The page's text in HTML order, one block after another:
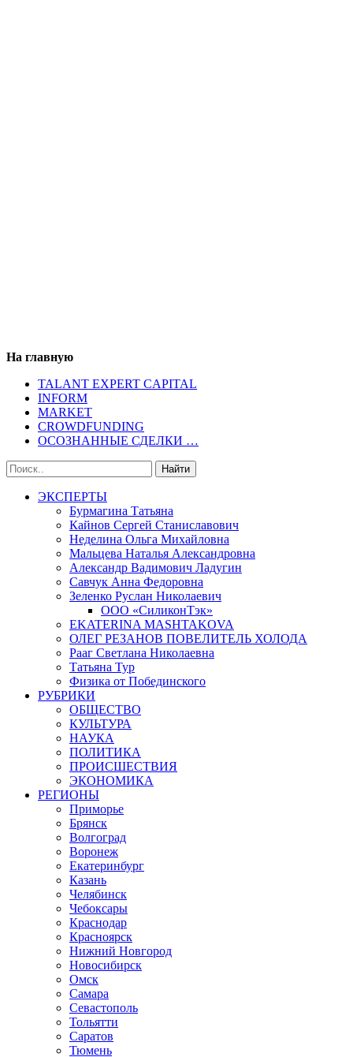
На главную
TALANT EXPERT CAPITAL
INFORM
MARKET
CROWDFUNDING
ОСОЗНАННЫЕ СДЕЛКИ …
ЭКСПЕРТЫ
Бурмагина Татьяна
Кайнов Сергей Станиславович
Неделина Ольга Михайловна
Мальцева Наталья Александровна
Александр Вадимович Ладугин
Савчук Анна Федоровна
Зеленко Руслан Николаевич
ООО «СиликонТэк»
EKATERINA MASHTAKOVA
ОЛЕГ РЕЗАНОВ ПОВЕЛИТЕЛЬ ХОЛОДА
Рааг Светлана Николаевна
Татьяна Тур
Физика от Побединского
РУБРИКИ
ОБЩЕСТВО
КУЛЬТУРА
НАУКА
ПОЛИТИКА
ПРОИСШЕСТВИЯ
ЭКОНОМИКА
РЕГИОНЫ
Приморье
Брянск
Волгоград
Воронеж
Екатеринбург
Казань
Челябинск
Чебоксары
Краснодар
Красноярск
Нижний Новгород
Новосибирск
Омск
Самара
Севастополь
Тольятти
Саратов
Тюмень